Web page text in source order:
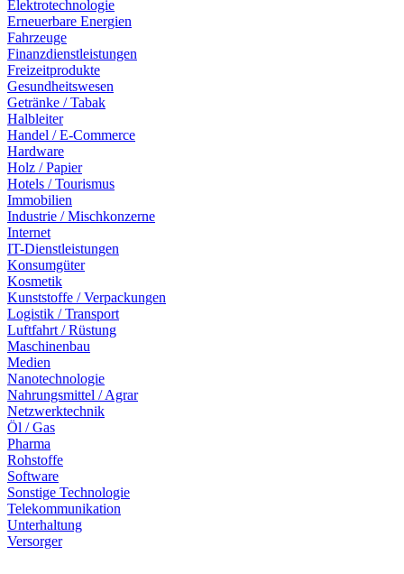
Elektrotechnologie
Erneuerbare Energien
Fahrzeuge
Finanzdienstleistungen
Freizeitprodukte
Gesundheitswesen
Getränke / Tabak
Halbleiter
Handel / E-Commerce
Hardware
Holz / Papier
Hotels / Tourismus
Immobilien
Industrie / Mischkonzerne
Internet
IT-Dienstleistungen
Konsumgüter
Kosmetik
Kunststoffe / Verpackungen
Logistik / Transport
Luftfahrt / Rüstung
Maschinenbau
Medien
Nanotechnologie
Nahrungsmittel / Agrar
Netzwerktechnik
Öl / Gas
Pharma
Rohstoffe
Software
Sonstige Technologie
Telekommunikation
Unterhaltung
Versorger